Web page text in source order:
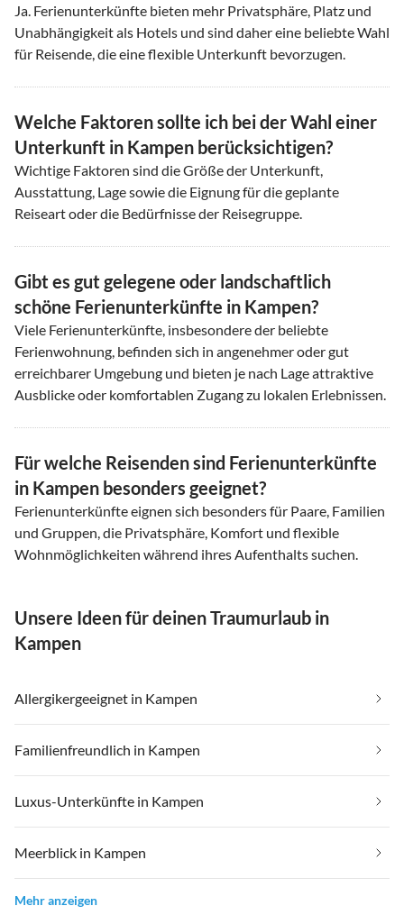
Ja. Ferienunterkünfte bieten mehr Privatsphäre, Platz und
Unabhängigkeit als Hotels und sind daher eine beliebte Wahl
für Reisende, die eine flexible Unterkunft bevorzugen.
Welche Faktoren sollte ich bei der Wahl einer
Unterkunft in Kampen berücksichtigen?
Wichtige Faktoren sind die Größe der Unterkunft,
Ausstattung, Lage sowie die Eignung für die geplante
Reiseart oder die Bedürfnisse der Reisegruppe.
Gibt es gut gelegene oder landschaftlich
schöne Ferienunterkünfte in Kampen?
Viele Ferienunterkünfte, insbesondere der beliebte
Ferienwohnung, befinden sich in angenehmer oder gut
erreichbarer Umgebung und bieten je nach Lage attraktive
Ausblicke oder komfortablen Zugang zu lokalen Erlebnissen.
Für welche Reisenden sind Ferienunterkünfte
in Kampen besonders geeignet?
Ferienunterkünfte eignen sich besonders für Paare, Familien
und Gruppen, die Privatsphäre, Komfort und flexible
Wohnmöglichkeiten während ihres Aufenthalts suchen.
Unsere Ideen für deinen Traumurlaub in
Kampen
Allergikergeeignet in Kampen
Familienfreundlich in Kampen
Luxus-Unterkünfte in Kampen
Meerblick in Kampen
Mehr anzeigen